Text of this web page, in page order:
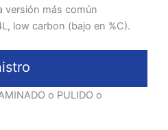
versión más común
low carbon (bajo en %C).
o PULIDO o